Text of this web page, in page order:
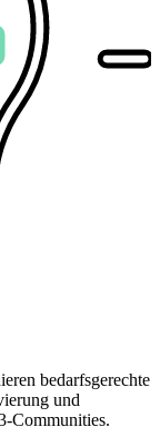
bedarfsgerechte
und
Communities.